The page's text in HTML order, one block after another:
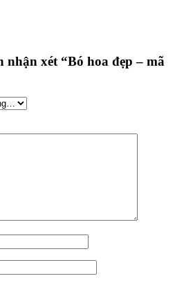
xét “Bó hoa đẹp – mã